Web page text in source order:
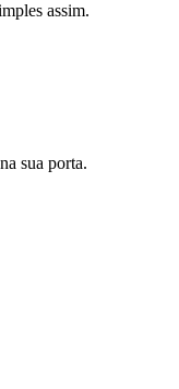
assim.
sua porta.